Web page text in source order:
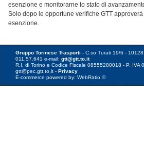
esenzione e monitorarne lo stato di
Solo dopo le opportune verifiche GTT
esenzione.
Gruppo Torinese Trasporti - C.so Turati 19/6 - 10128
011.57.641 e-mail:gtt@gtt.to.it
R.I. di Torino e Codice Fiscale 08555280018 - P. IVA
gtt@pec.gtt.to.it -Privacy
E-commerce powered by: WebRatio ©